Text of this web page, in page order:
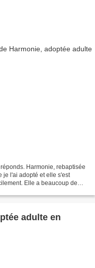
Harmonie, rebaptisée
je l'ai adopté et elle s'est
Elle a beaucoup de
adulte en